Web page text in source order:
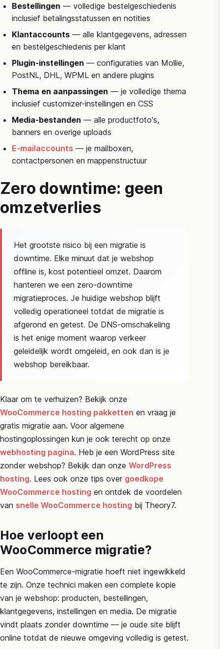
Bestellingen — volledige bestelgeschiedenis
inclusief betalingsstatussen en notities
Klantaccounts — alle klantgegevens, adressen
en bestelgeschiedenis per klant
Plugin-instellingen — configuraties van Mollie,
PostNL, DHL, WPML en andere plugins
Thema en aanpassingen — je volledige thema
inclusief customizer-instellingen en CSS
Media-bestanden — alle productfoto's,
banners en overige uploads
E-mailaccounts — je mailboxen,
contactpersonen en mappenstructuur
Zero downtime: geen
omzetverlies
Het grootste risico bij een migratie is
downtime. Elke minuut dat je webshop
offline is, kost potentieel omzet. Daarom
hanteren we een zero-downtime
migratieproces. Je huidige webshop blijft
volledig operationeel totdat de migratie is
afgerond en getest. De DNS-omschakeling
is het enige moment waarop verkeer
geleidelijk wordt omgeleid, en ook dan is je
webshop bereikbaar.
Klaar om te verhuizen? Bekijk onze
WooCommerce hosting pakketten en vraag je
gratis migratie aan. Voor algemene
hostingoplossingen kun je ook terecht op onze
webhosting pagina. Heb je een WordPress site
zonder webshop? Bekijk dan onze WordPress
hosting. Lees ook onze tips over goedkope
WooCommerce hosting en ontdek de voordelen
van snelle WooCommerce hosting bij Theory7.
Hoe verloopt een
WooCommerce migratie?
Een WooCommerce-migratie hoeft niet ingewikkeld
te zijn. Onze technici maken een complete kopie
van je webshop: producten, bestellingen,
klantgegevens, instellingen en media. De migratie
vindt plaats zonder downtime — je oude site blijft
online totdat de nieuwe omgeving volledig is getest.